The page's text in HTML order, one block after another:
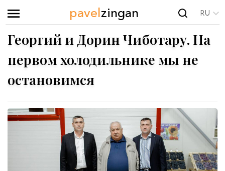
pavelzingan RU
Георгий и Дорин Чиботару. На
первом холодильнике мы не
остановимся